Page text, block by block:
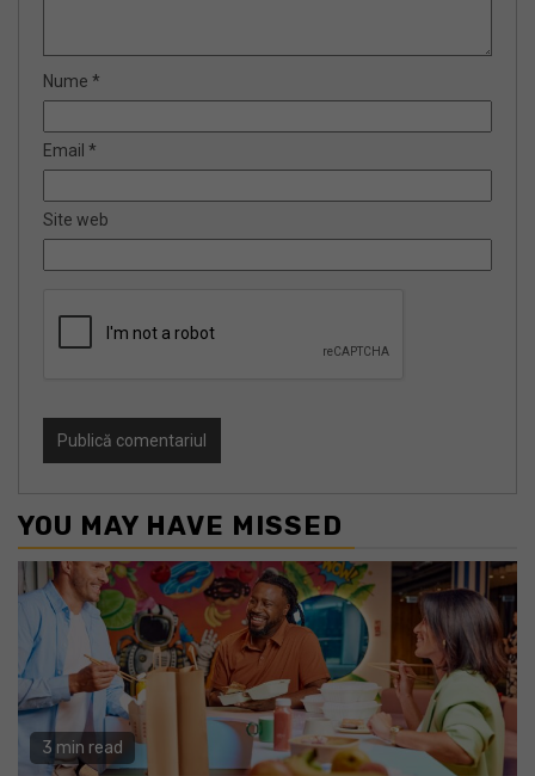
Nume *
Email *
Site web
YOU MAY HAVE MISSED
3 min read